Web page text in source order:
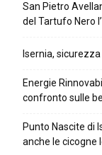
San Pietro
del Tartufo Nero
Isernia,
Energie
confronto sulle
Punto Nascite di
anche le cicogne